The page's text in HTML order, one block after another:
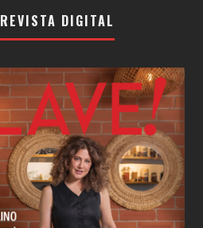
REVISTA DIGITAL